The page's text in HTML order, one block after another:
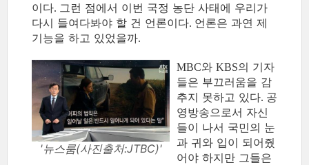
이다. 그런 점에서 이번 국정 농단 사태에 우리가
다시 들여다봐야 할 건 언론이다. 언론은 과연 제
기능을 하고 있었을까.
'뉴스룸(사진출처:JTBC)'
MBC와 KBS의 기자
들은 부끄러움을 감
추지 못하고 있다. 공
영방송으로서 자신
들이 나서 국민의 눈
과 귀와 입이 되어줬
어야 하지만 그들은